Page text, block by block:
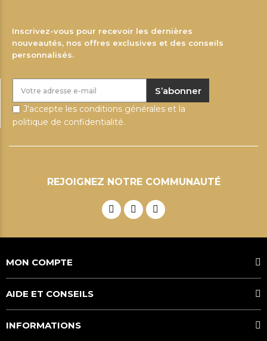
Inscrivez-vous pour recevoir les dernières
nouveautés, nos offres exclusives et des conseils
personnalisés.
S’abonner
J'accepte les conditions générales et la
politique de confidentialité.
REJOIGNEZ NOTRE COMMUNAUTÉ
MON COMPTE
AIDE ET CONSEILS
INFORMATIONS